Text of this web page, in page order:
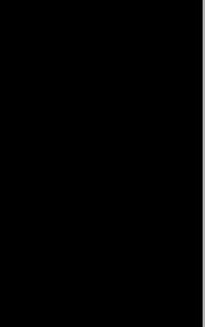
de maquillaje)